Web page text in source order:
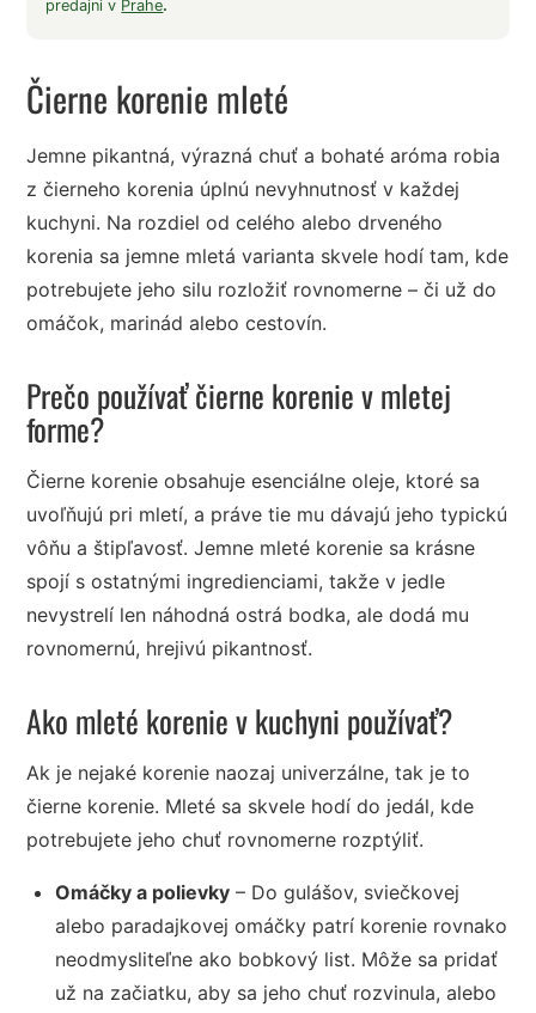
predajni v Prahe.
Čierne korenie mleté
Jemne pikantná, výrazná chuť a bohaté aróma robia
z čierneho korenia úplnú nevyhnutnosť v každej
kuchyni. Na rozdiel od celého alebo drveného
korenia sa jemne mletá varianta skvele hodí tam, kde
potrebujete jeho silu rozložiť rovnomerne – či už do
omáčok, marinád alebo cestovín.
Prečo používať čierne korenie v mletej
forme?
Čierne korenie obsahuje esenciálne oleje, ktoré sa
uvoľňujú pri mletí, a práve tie mu dávajú jeho typickú
vôňu a štipľavosť. Jemne mleté korenie sa krásne
spojí s ostatnými ingredienciami, takže v jedle
nevystrelí len náhodná ostrá bodka, ale dodá mu
rovnomernú, hrejivú pikantnosť.
Ako mleté korenie v kuchyni používať?
Ak je nejaké korenie naozaj univerzálne, tak je to
čierne korenie. Mleté sa skvele hodí do jedál, kde
potrebujete jeho chuť rovnomerne rozptýliť.
Omáčky a polievky – Do gulášov, sviečkovej
alebo paradajkovej omáčky patrí korenie rovnako
neodmysliteľne ako bobkový list. Môže sa pridať
už na začiatku, aby sa jeho chuť rozvinula, alebo